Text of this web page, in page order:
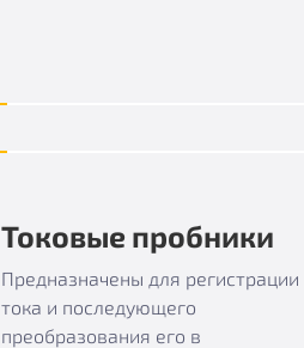
Токовые пробники
Предназначены для регистрации
тока и последующего
преобразования его в